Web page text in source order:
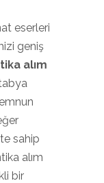
eserleri
geniş
alım
sahip
alım
bir